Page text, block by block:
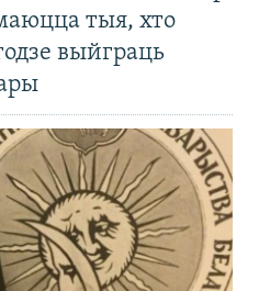
тыя, хто
выйграць